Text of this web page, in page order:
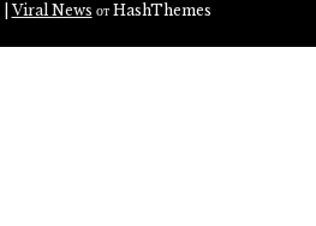
|Viral News от HashThemes